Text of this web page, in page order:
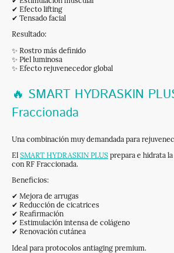
✔ Efecto lifting
✔ Tensado facial
Resultado:
✨ Rostro más definido
✨ Piel luminosa
✨ Efecto rejuvenecedor global
🔥 SMART HYDRASKIN
Fraccionada
Una combinación muy demandada para
El SMART HYDRASKIN PLUS prepara e hidrata
con RF Fraccionada.
Beneficios:
✔ Mejora de arrugas
✔ Reducción de cicatrices
✔ Reafirmación
✔ Estimulación intensa de colágeno
✔ Renovación cutánea
Ideal para protocolos antiaging premium.